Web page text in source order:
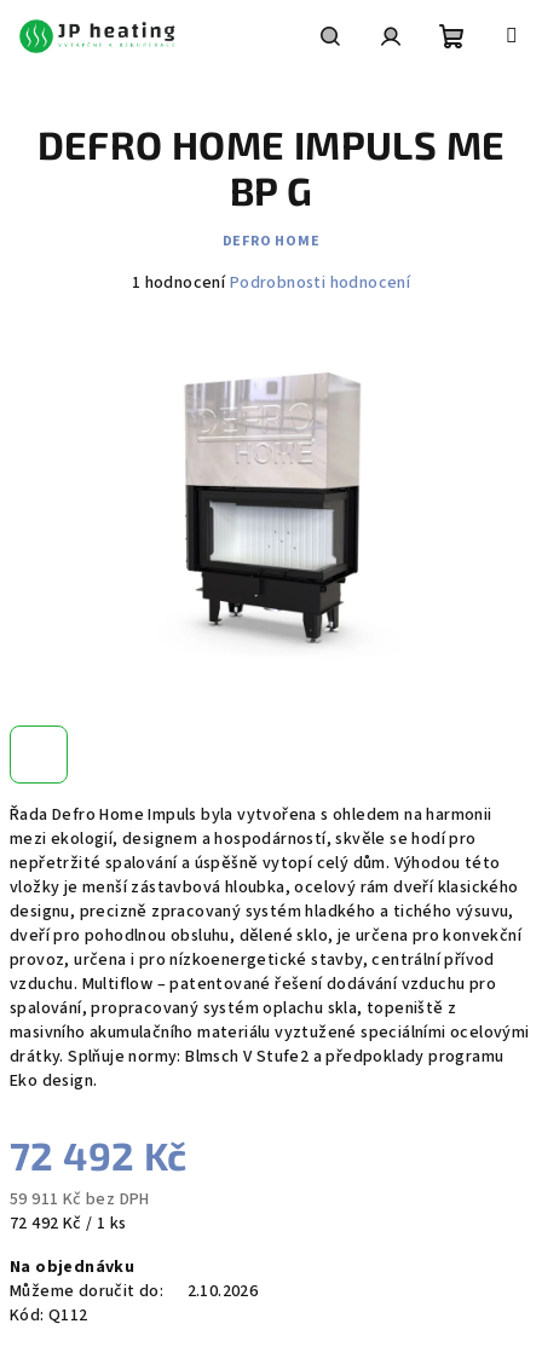
obsah
košík
Řada Defro Home Impuls byla vytvořena s ohledem na harmonii
mezi ekologií, designem a hospodárností, skvěle se hodí pro
nepřetržité spalování a úspěšně vytopí celý dům. Výhodou této
vložky je menší zástavbová hloubka, ocelový rám dveří klasického
designu, precizně zpracovaný systém hladkého a tichého výsuvu,
dveří pro pohodlnou obsluhu, dělené sklo, je určena pro konvekční
provoz, určena i pro nízkoenergetické stavby, centrální přívod
vzduchu. Multiflow – patentované řešení dodávání vzduchu pro
spalování, propracovaný systém oplachu skla, topeniště z
masivního akumulačního materiálu vyztužené speciálními ocelovými
drátky. Splňuje normy: Blmsch V Stufe2 a předpoklady programu
Eko design.
72 492 Kč
59 911 Kč bez DPH
Měrná
72 492 Kč / 1 ks
Na objednávku
Můžeme doručit do:
2.10.2026
Kód: Q112
DEFRO HOME IMPULS ME
BP G
DEFRO HOME
Průměrné
1 hodnoceníPodrobnosti hodnocení